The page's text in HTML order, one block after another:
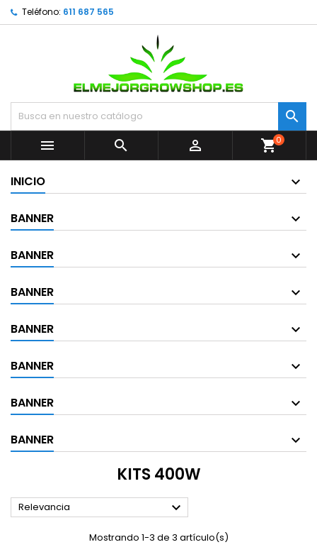
Teléfono: 611 687 565


  shopping_cart0
INICIO
BANNER
BANNER
BANNER
BANNER
BANNER
BANNER
BANNER
KITS 400W
Relevancia 
Mostrando 1-3 de 3 artículo(s)